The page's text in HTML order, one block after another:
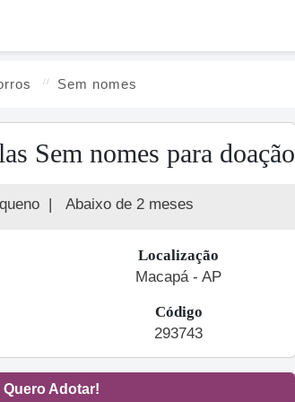
s Sem nomes
Sem nomes para doação
| Abaixo de 2 meses
Localização
Macapá - AP
Código
293743
Quero Adotar!